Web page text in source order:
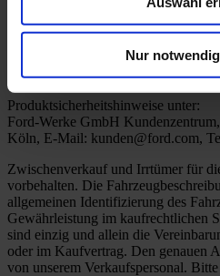
Nur
**
Standort AH Poser GmbH & Co.
Änderungen, Zwischenverkauf und
Produktsicherheitshinweise unter:
Ford-Werke GmbH
Köln, E-Mail: kunden@ford.com,
Zwischenverkauf und Irrtümer für
vorbehalten. Die
allgemeinen Identifizierung des
Gewährleistung im kaufrechtlichen
sind einzig und allein die
oder im Kaufvertrag. Den genauen
von unserem Verkaufspersonal.